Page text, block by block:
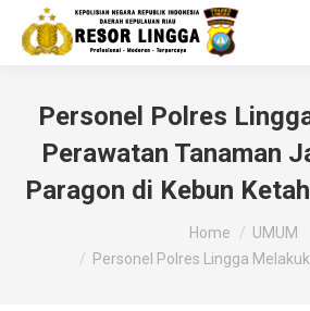
Personel Polres
Perawatan Tanaman
Paragon di Kebun
Home
UMUM
Personel Polres Lingga